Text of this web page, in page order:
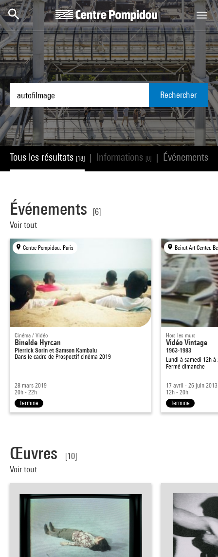
Aller au contenu principal
Centre Pompidou
Rechercher
Tous les résultats [18] Informations [0] Événements
Événements
[6]
Voir tout
Centre Pompidou, Paris
Cinéma / Vidéo
Binelde Hyrcan
Pierrick Sorin et Samson Kambalu
Dans le cadre de Prospectif cinéma 2019
28 mars 2019
20h - 22h
Terminé
Beirut Art Center,
Hors les murs
Vidéo Vintage
1963-1983
Lundi à samedi 12h à
Fermé dimanche
17 avril - 26 juin 2013
12h - 20h
Terminé
Œuvres
[10]
Voir tout